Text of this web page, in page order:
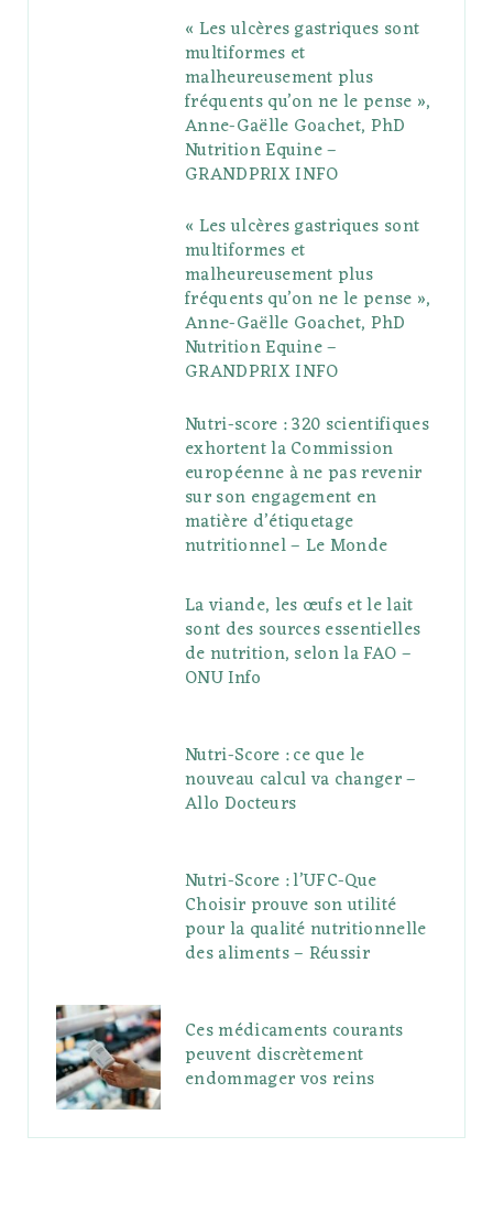
e
P
l
s
g
r
a
m
r
e
s
r
« Les ulcères gastriques sont
multiformes et
malheureusement plus
fréquents qu’on ne le pense »,
Anne-Gaëlle Goachet, PhD
Nutrition Equine –
GRANDPRIX INFO
« Les ulcères gastriques sont
multiformes et
malheureusement plus
fréquents qu’on ne le pense »,
Anne-Gaëlle Goachet, PhD
Nutrition Equine –
GRANDPRIX INFO
Nutri-score : 320 scientifiques
exhortent la Commission
européenne à ne pas revenir
sur son engagement en
matière d’étiquetage
nutritionnel – Le Monde
La viande, les œufs et le lait
sont des sources essentielles
de nutrition, selon la FAO –
ONU Info
Nutri-Score : ce que le
nouveau calcul va changer –
Allo Docteurs
Nutri-Score : l’UFC-Que
Choisir prouve son utilité
pour la qualité nutritionnelle
des aliments – Réussir
Ces médicaments courants
peuvent discrètement
endommager vos reins